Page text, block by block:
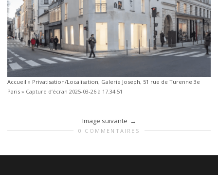
Accueil » Privatisation/Localisation, Galerie Joseph, 51 rue de Turenne 3e
Paris » Capture d’écran 2025-03-26 à 17.34.51
Image suivante
0 COMMENTAIRES